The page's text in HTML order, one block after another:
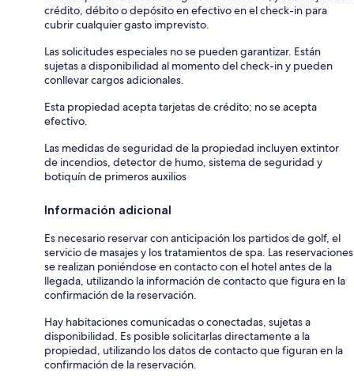
crédito, débito o depósito en efectivo en el check-in para
cubrir cualquier gasto imprevisto.
Las solicitudes especiales no se pueden garantizar. Están
sujetas a disponibilidad al momento del check-in y pueden
conllevar cargos adicionales.
Esta propiedad acepta tarjetas de crédito; no se acepta
efectivo.
Las medidas de seguridad de la propiedad incluyen extintor
de incendios, detector de humo, sistema de seguridad y
botiquín de primeros auxilios
Información adicional
Es necesario reservar con anticipación los partidos de golf, el
servicio de masajes y los tratamientos de spa. Las reservaciones
se realizan poniéndose en contacto con el hotel antes de la
llegada, utilizando la información de contacto que figura en la
confirmación de la reservación.
Hay habitaciones comunicadas o conectadas, sujetas a
disponibilidad. Es posible solicitarlas directamente a la
propiedad, utilizando los datos de contacto que figuran en la
confirmación de la reservación.